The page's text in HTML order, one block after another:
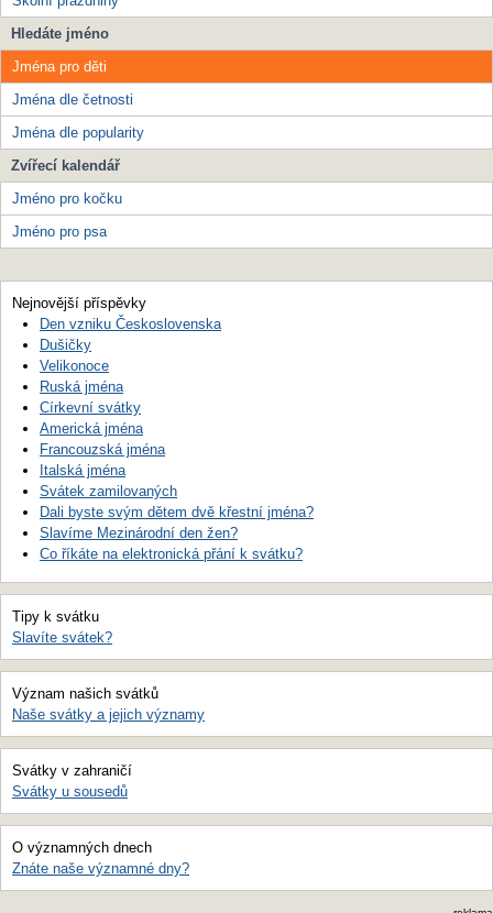
Hledáte jméno
Jména pro děti
Jména dle četnosti
Jména dle popularity
Zvířecí kalendář
Jméno pro kočku
Jméno pro psa
Nejnovější příspěvky
Den vzniku Československa
Dušičky
Velikonoce
Ruská jména
Církevní svátky
Americká jména
Francouzská jména
Italská jména
Svátek zamilovaných
Dali byste svým dětem dvě křestní jména?
Slavíme Mezinárodní den žen?
Co říkáte na elektronická přání k svátku?
Tipy k svátku
Slavíte svátek?
Význam našich svátků
Naše svátky a jejich významy
Svátky v zahraničí
Svátky u sousedů
O významných dnech
Znáte naše významné dny?